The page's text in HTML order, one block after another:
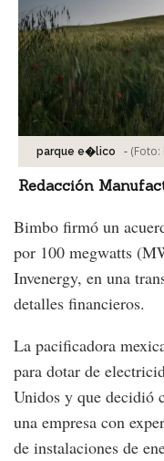
parque e�lico - (Foto:
Redacción
Bimbo firmó un
por 100 megwatts
Invenergy, en una
detalles financieros.
La pacificadora
para dotar de
Unidos y que decidió
una empresa con
de instalaciones de